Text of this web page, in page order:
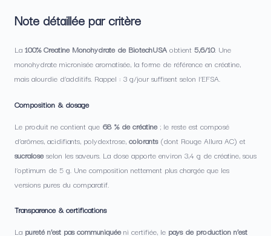
Note détaillée par critère
La 100% Creatine Monohydrate de BiotechUSA obtient 5,6/10. Une
monohydrate micronisée aromatisée, la forme de référence en créatine,
mais alourdie d’additifs. Rappel : 3 g/jour suffisent selon l’EFSA.
Composition & dosage
Le produit ne contient que 68 % de créatine ; le reste est composé
d’arômes, acidifiants, polydextrose, colorants(dont Rouge Allura AC) et
sucralose selon les saveurs. La dose apporte environ 3,4 g de créatine, sous
l’optimum de 5 g. Une composition nettement plus chargée que les
versions pures du comparatif.
Transparence & certifications
La pureté n’est pas communiquée ni certifiée, le pays de production n’est